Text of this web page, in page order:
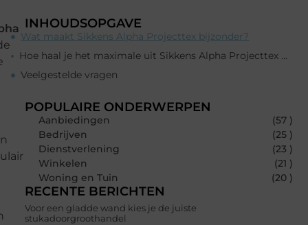
INHOUDSOPGAVE
Wat maakt Sikkens Alpha Projecttex bijzonder?
Hoe haal je het maximale uit Sikkens Alpha Projecttex bij een beperkt budget?
Veelgestelde vragen
POPULAIRE ONDERWERPEN
Aanbiedingen
(57 )
Bedrijven
(25 )
Dienstverlening
(23 )
Winkelen
(21 )
Woning en Tuin
(20 )
RECENTE BERICHTEN
Voor een gladde wand kies je de juiste
stukadoorgroothandel